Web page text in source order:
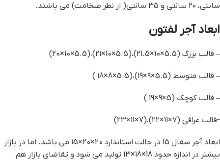
سانتی، ۲۰ سانتی و ۳۵ سانتی( از نظر ضخامت) می باشند.
ابعاد آجر لفتون
– قالب بزرگ (5.5×10×21.5)،(5.5×10×21)،(5.5×10×20)
– قالب متوسط (5.5×9×19)،(5.5×8×18 )
– قالب کوچک (5×9×19 )
-قالب عراقی (7×11×22)،(7×11×23)
ابعاد آجر سفال 15 در حالت استاندارد 20×20×15 می باشد. اما در بازار
بیشتر در اندازه حدود 18×18×13 تولید می شود و تقاضای بازار هم